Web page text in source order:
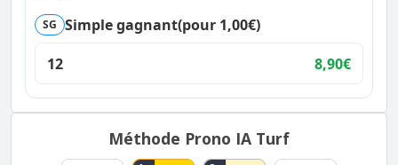
SG Simple gagnant(pour 1,00€)
12
8,90€
Méthode Prono IA Turf